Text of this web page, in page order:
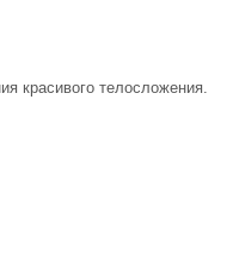
красивого телосложения.